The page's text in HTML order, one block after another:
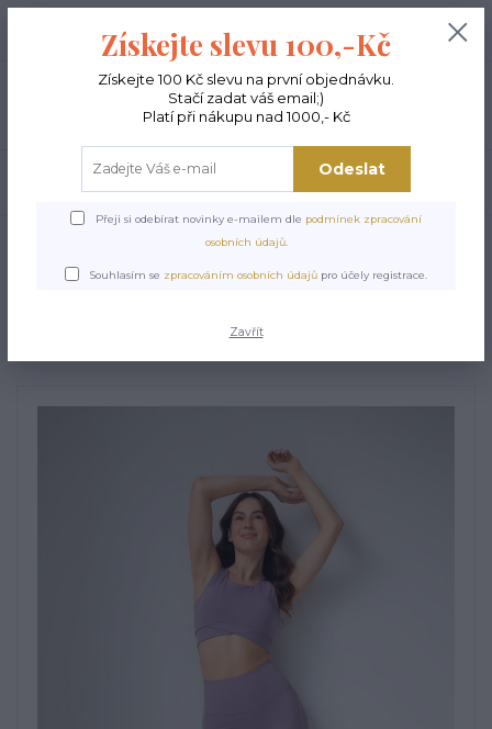
Po - Pá 9-15:00 0,00 Kč
Sportovní legíny s vysokým pasem GLOW UP
Sportovní legíny s vysokým
pasem GLOW UP
Získejte slevu 100,-Kč
Získejte 100 Kč slevu na první objednávku.
Stačí zadat váš email;)
Platí při nákupu nad 1000,- Kč
Odeslat
Přeji si odebírat novinky e-mailem dle podmínek zpracování
osobních údajů.
Souhlasím se zpracováním osobních údajů pro účely registrace.
Zavřít